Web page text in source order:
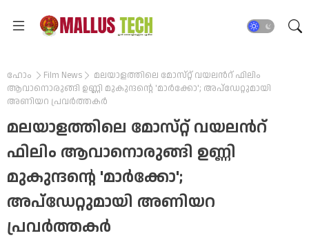
ഹോം Film News
മലയാളത്തിലെ മോസ്‌റ്റ് വയലന്‍റ് ഫിലിം
ആവാനൊരുങ്ങി ഉണ്ണി മുകുന്ദൻ്റെ 'മാർക്കോ'; അപ്‍ഡേറ്റുമായി
അണിയറ പ്രവര്‍ത്തകര്‍
മലയാളത്തിലെ മോസ്‌റ്റ് വയലന്‍റ്
ഫിലിം ആവാനൊരുങ്ങി ഉണ്ണി
മുകുന്ദൻ്റെ 'മാർക്കോ';
അപ്‍ഡേറ്റുമായി അണിയറ
പ്രവര്‍ത്തകര്‍